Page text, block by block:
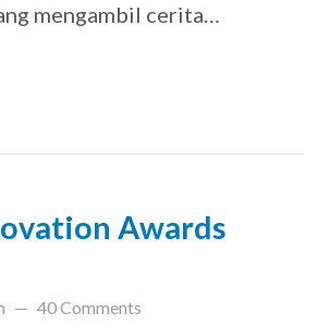
mengambil cerita…
Awards
updated onMarch 31, 2019
40 Comments